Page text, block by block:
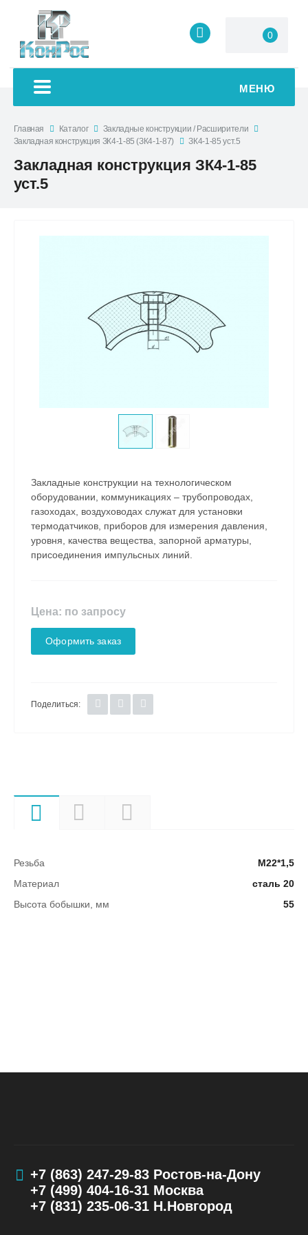
0
МЕНЮ
Главная Каталог
Закладные конструкции / Расширители
Закладная конструкция ЗК4-1-85 (ЗК4-1-87)
ЗК4-1-85 уст.5
Закладная конструкция ЗК4-1-85
уст.5
Закладные конструкции на технологическом
оборудовании, коммуникациях – трубопроводах,
газоходах, воздуховодах служат для установки
термодатчиков, приборов для измерения давления,
уровня, качества вещества, запорной арматуры,
присоединения импульсных линий.
Цена: по запросу
Оформить заказ
Поделиться:
Резьба
М22*1,5
Материал
сталь 20
Высота бобышки, мм
55
+7 (863) 247-29-83Ростов-на-Дону
+7 (499) 404-16-31Москва
+7 (831) 235-06-31Н.Новгород